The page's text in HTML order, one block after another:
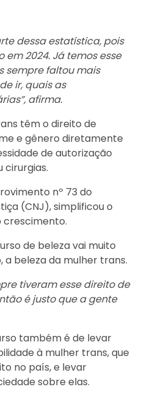
dessa estatística, pois
2024. Já temos esse
sempre faltou mais
ir, quais as
afirma.
têm o direito de
e gênero diretamente
de autorização
cirurgias.
nº 73 do
(CNJ), simplificou o
crescimento.
de beleza vai muito
beleza da mulher trans.
tiveram esse direito de
é justo que a gente
também é de levar
à mulher trans, que
no país, e levar
sobre elas.